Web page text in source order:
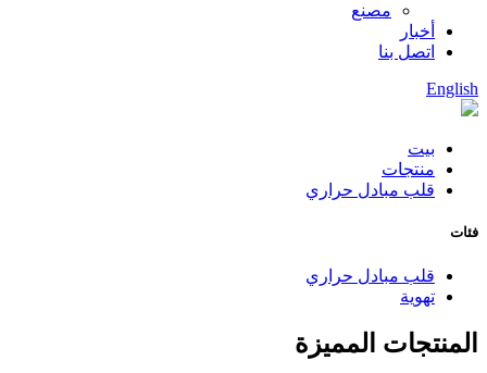
مصنع
أخبار
اتصل بنا
English
بيت
منتجات
قلب مبادل حراري
فئات
قلب مبادل حراري
تهوية
المنتجات المميزة